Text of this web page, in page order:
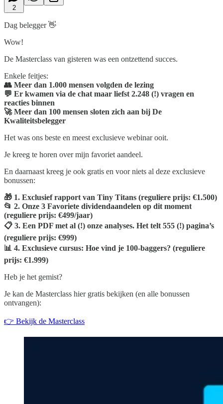
2
Dag belegger 👋
Wow!
De Masterclass van gisteren was een ontzettend succes.
Enkele feitjes:
👥 Meer dan 1.000 mensen volgden de lezing
💬 Er kwamen via de chat maar liefst 2.248 (!) vragen en
reacties binnen
🚀 Meer dan 100 mensen sloten zich aan bij De
Kwaliteitsbelegger
Het was ons beste en meest exclusieve webinar ooit.
Je kreeg te horen over mijn favoriet aandeel.
En daarnaast kreeg je ook gratis en voor niets al deze exclusieve
bonussen:
🎁 1. Exclusief rapport van Tiny Titans (reguliere prijs: €1.500)
📂 2. Onze 3 Favoriete dividendaandelen op dit moment
(reguliere prijs: €499/jaar)
📋 3. Een PDF met al (!) onze analyses. Het telt 555 (!) pagina’s
(reguliere prijs: €999)
📊 4. Exclusieve cursus: Hoe vind je 100-baggers? (reguliere
prijs: €1.999)
Heb je het gemist?
Je kan de Masterclass hier gratis bekijken (en alle bonussen
ontvangen):
👉 Bekijk de Masterclass